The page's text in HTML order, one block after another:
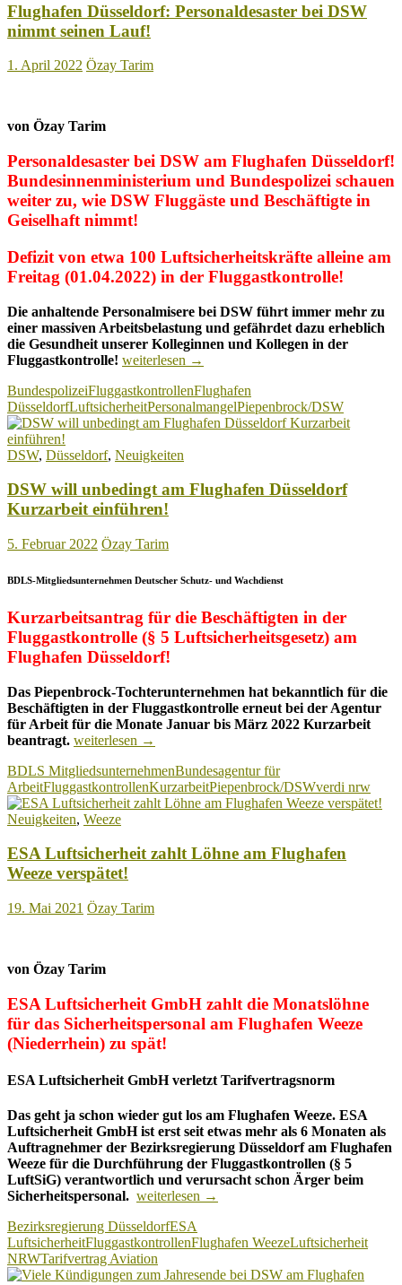
Flughafen Düsseldorf: Personaldesaster bei DSW
nimmt seinen Lauf!
1. April 2022 Özay Tarim
von Özay Tarim
Personaldesaster bei DSW am Flughafen Düsseldorf!
Bundesinnenministerium und Bundespolizei schauen
weiter zu, wie DSW Fluggäste und Beschäftigte in
Geiselhaft nimmt!
Defizit von etwa 100 Luftsicherheitskräfte alleine am
Freitag (01.04.2022) in der Fluggastkontrolle!
Die anhaltende Personalmisere bei DSW führt immer mehr zu
einer massiven Arbeitsbelastung und gefährdet dazu erheblich
die Gesundheit unserer Kolleginnen und Kollegen in der
Fluggastkontrolle! Flughafen
Personaldesaster
bei
DSW
seinen
weiterlesen →
BundespolizeiFluggastkontrollenFlughafen
DüsseldorfLuftsicherheitPersonalmangelPiepenbrock/DSW
DSW, Düsseldorf, Neuigkeiten
DSW will unbedingt am Flughafen Düsseldorf
Kurzarbeit einführen!
5. Februar 2022 Özay Tarim
BDLS-Mitgliedsunternehmen Deutscher Schutz- und Wachdienst
Kurzarbeitsantrag für die Beschäftigten in der
Fluggastkontrolle (§ 5 Luftsicherheitsgesetz) am
Flughafen Düsseldorf!
Das Piepenbrock-Tochterunternehmen hat bekanntlich für die
Beschäftigten in der Fluggastkontrolle erneut bei der Agentur
für Arbeit für die Monate Januar bis März 2022 Kurzarbeit
beantragt. DSW
unbedingt
am
Flughafen
Düsseldorf
einführen!
weiterlesen →
BDLS MitgliedsunternehmenBundesagentur für
ArbeitFluggastkontrollenKurzarbeitPiepenbrock/DSWverdi nrw
Neuigkeiten, Weeze
ESA Luftsicherheit zahlt Löhne am Flughafen
Weeze verspätet!
19. Mai 2021 Özay Tarim
von Özay Tarim
ESA Luftsicherheit GmbH zahlt die Monatslöhne
für das Sicherheitspersonal am Flughafen Weeze
(Niederrhein) zu spät!
ESA Luftsicherheit GmbH verletzt Tarifvertragsnorm
Das geht ja schon wieder gut los am Flughafen Weeze. ESA
Luftsicherheit GmbH ist erst seit etwas mehr als 6 Monaten als
Auftragnehmer der Bezirksregierung Düsseldorf am Flughafen
Weeze für die Durchführung der Fluggastkontrollen (§ 5
LuftSiG) verantwortlich und verursacht schon Ärger beim
Sicherheitspersonal. ESA
zahlt
Löhne
am
Flughafen
weiterlesen →
Bezirksregierung DüsseldorfESA
LuftsicherheitFluggastkontrollenFlughafen WeezeLuftsicherheit
NRWTarifvertrag Aviation